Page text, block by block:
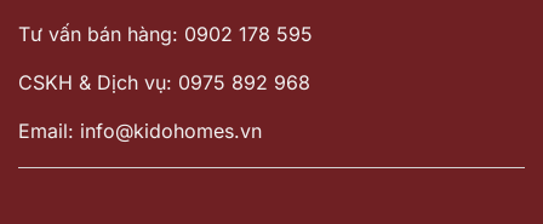
Tư vấn bán hàng: 0902 178 595
CSKH & Dịch vụ: 0975 892 968
Email: info@kidohomes.vn